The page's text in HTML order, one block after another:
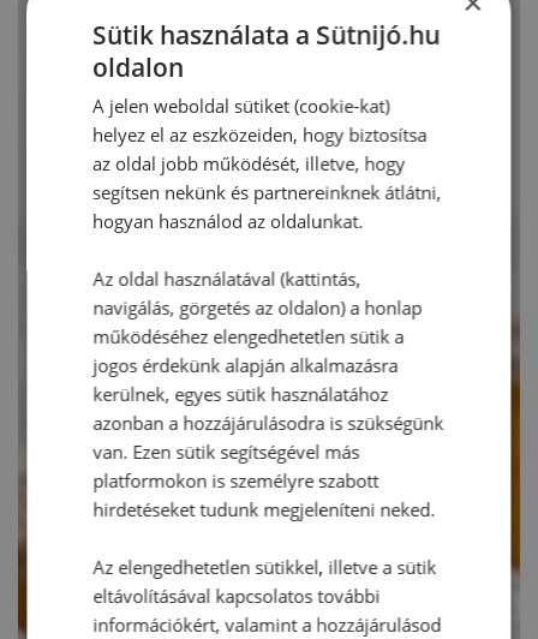
Sütik használata a Sütnijó.hu
oldalon
A jelen weboldal sütiket (cookie-kat)
helyez el az eszközeiden, hogy biztosítsa
az oldal jobb működését, illetve, hogy
segítsen nekünk és partnereinknek átlátni,
hogyan használod az oldalunkat.
Az oldal használatával (kattintás,
navigálás, görgetés az oldalon) a honlap
működéséhez elengedhetetlen sütik a
jogos érdekünk alapján alkalmazásra
kerülnek, egyes sütik használatához
azonban a hozzájárulásodra is szükségünk
van. Ezen sütik segítségével más
platformokon is személyre szabott
hirdetéseket tudunk megjeleníteni neked.
Az elengedhetetlen sütikkel, illetve a sütik
eltávolításával kapcsolatos további
információkért, valamint a hozzájárulásod